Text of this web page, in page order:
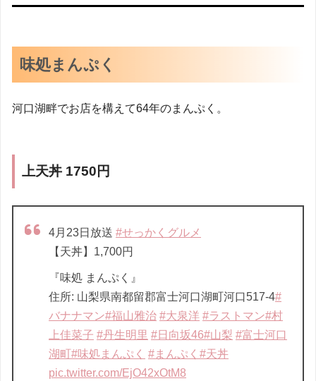
味処まんぷく
河口湖畔でお店を構えて64年のまんぷく。
上天丼 1750円
4月23日放送 #せっかくグルメ
【天丼】1,700円
『味処 まんぷく』
住所: 山梨県南都留郡富士河口湖町河口517-4#
バナナマン#福山雅治 #大泉洋 #ラストマン#村
上佳菜子 #丹生明里 #日向坂46#山梨 #富士河口
湖町#味処まんぷく #まんぷく #天丼
pic.twitter.com/EjO42xOtM8